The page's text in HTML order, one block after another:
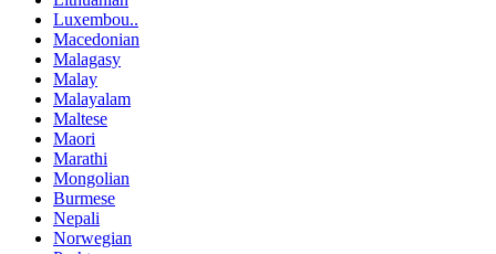
Luxembou..
Macedonian
Malagasy
Malay
Malayalam
Maltese
Maori
Marathi
Mongolian
Burmese
Nepali
Norwegian